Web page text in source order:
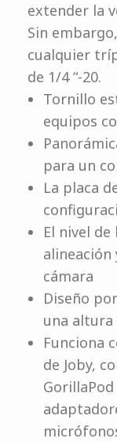
extender la
Sin
cualquier
de 1/4 “-20.
Tornillo
equipos
para un
La placa
El nivel
alineación
cámara
Diseño
una altura
Funciona
de Joby,